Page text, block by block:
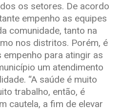
os setores. De acordo
empenho as equipes
comunidade, tanto na
nos distritos. Porém, é
para atingir as
um atendimento
“A saúde é muito
trabalho, então, é
cautela, a fim de elevar